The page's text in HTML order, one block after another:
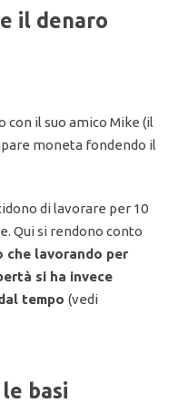
il denaro
con il suo amico Mike (il
moneta fondendo il
di lavorare per 10
Qui si rendono conto
che lavorando per
si ha invece
tempo (vedi
basi